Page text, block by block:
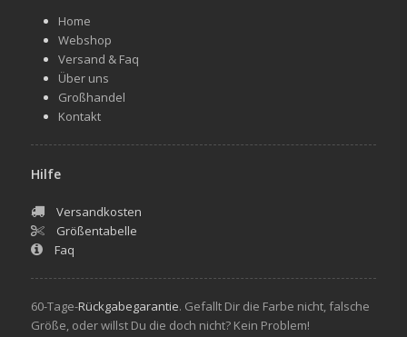
Home
Webshop
Versand & Faq
Über uns
Großhandel
Kontakt
Hilfe
Versandkosten
Größentabelle
Faq
60-Tage-Rückgabegarantie. Gefallt Dir die Farbe nicht, falsche
Größe, oder willst Du die doch nicht? Kein Problem!